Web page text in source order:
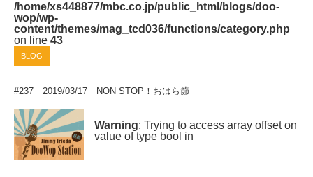
/home/xs448877/mbc.co.jp/public_html/blogs/doo-
wop/wp-
content/themes/mag_tcd036/functions/category.php
on line 43
BLOG
#237 2019/03/17 NON STOP！おはら節
Warning: Trying to access array offset on
value of type bool in